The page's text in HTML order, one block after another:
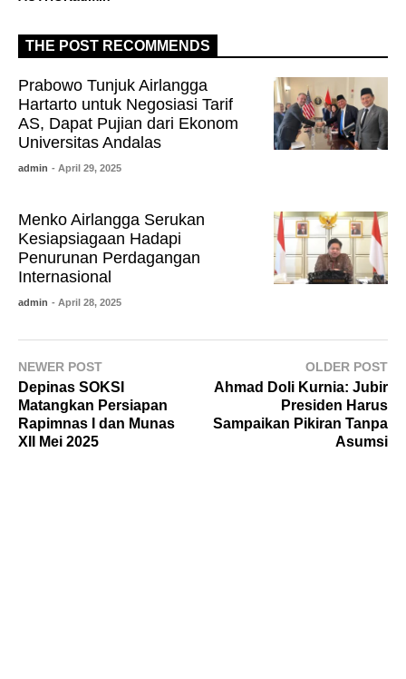
THE POST RECOMMENDS
Prabowo Tunjuk Airlangga
Hartarto untuk Negosiasi Tarif
AS, Dapat Pujian dari Ekonom
Universitas Andalas
admin - April 29, 2025
Menko Airlangga Serukan
Kesiapsiagaan Hadapi
Penurunan Perdagangan
Internasional
admin - April 28, 2025
NEWER POST
Depinas SOKSI
Matangkan Persiapan
Rapimnas I dan Munas
XII Mei 2025
OLDER POST
Ahmad Doli Kurnia: Jubir
Presiden Harus
Sampaikan Pikiran Tanpa
Asumsi